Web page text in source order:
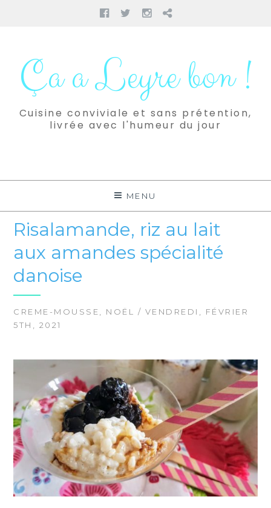
Facebook
TwitterInstagram
Pinterest
contenuÇa a Leyre bon !
Cuisine conviviale et sans prétention,
livrée avec l'humeur du jour
MENU
Risalamande, riz au lait
aux amandes spécialité
danoise
CREME-MOUSSE NOËL
/ VENDREDI, FÉVRIER
5TH, 2021